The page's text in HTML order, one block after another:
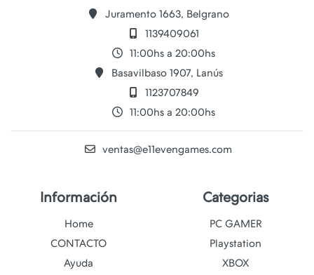
Juramento 1663, Belgrano
1139409061
11:00hs a 20:00hs
Basavilbaso 1907, Lanús
1123707849
11:00hs a 20:00hs
ventas@e11evengames.com
Información
Home
CONTACTO
Ayuda
Categorias
PC GAMER
Playstation
XBOX